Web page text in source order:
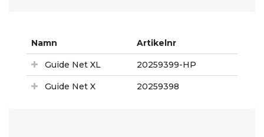
Namn Artikelnr
Guide Net XL 20259399-HP
Guide Net X 20259398